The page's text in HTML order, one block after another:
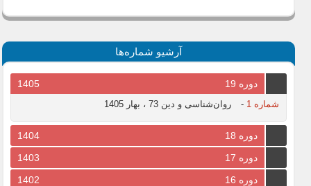
آرشیو شماره‌ها
دوره 19 1405
شماره 1 - روان‌شناسی و دین 73 ، بهار 1405
دوره 18
1404
دوره 17
1403
دوره 16
1402